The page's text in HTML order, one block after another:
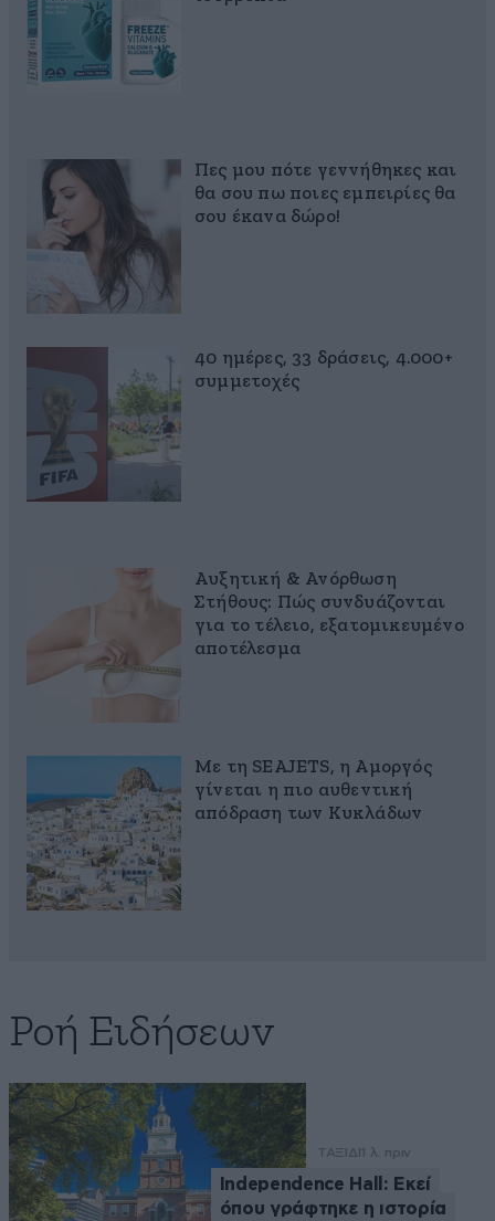
Πες μου πότε γεννήθηκες και
θα σου πω ποιες εμπειρίες θα
σου έκανα δώρο!
40 ημέρες, 33 δράσεις, 4.000+
συμμετοχές
Αυξητική & Ανόρθωση
Στήθους: Πώς συνδυάζονται
για το τέλειο, εξατομικευμένο
αποτέλεσμα
Με τη SEAJETS, η Αμοργός
γίνεται η πιο αυθεντική
απόδραση των Κυκλάδων
Ροή Ειδήσεων
ΤΑΞΙΔΙ 1 λ. πριν
Independence Hall: Εκεί
όπου γράφτηκε η ιστορία